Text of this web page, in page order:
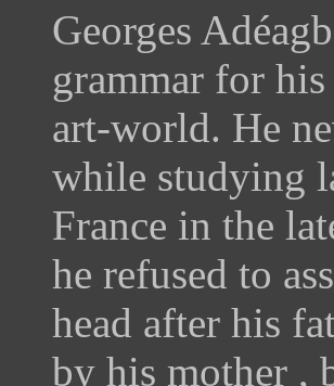
Georges
grammar for
art-world. He
while studying
France in the
he refused to
head after his
by his mother ,